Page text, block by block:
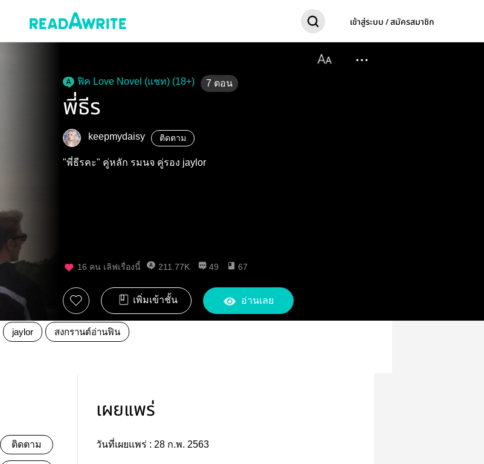
เข้าสู่ระบบ / สมัครสมาชิก
ฟิค Love Novel (แชท) (18+) 7 ตอน
พี่ธีร
keepmydaisy ติดตาม
"พี่ธีรคะ" คู่หลัก รมนจ คู่รอง jaylor
16 คน เลิฟเรื่องนี้ 211.77K 49 67
เพิ่มเข้าชั้น อ่านเลย
jaylor สงกรานต์อ่านฟิน
ติดตาม
เผยแพร่
วันที่เผยแพร่ : 28 ก.พ. 2563